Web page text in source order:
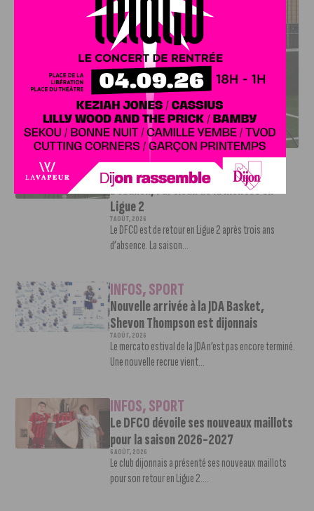
DFCO : RENCONTRE AVEC PIERRE-HENRI DEBALLON,
L’ARTISAN DE LA MONTÉE EN LIGUE 2
INFOS,SPORT
DFCO : Rencontre avec Pierre-Henri
Deballon, l’artisan de la montée en
Ligue 2
7 AOÛT, 2026
Le DFCO est de retour en Ligue 2 après trois ans
d’absence. La saison...
INFOS,SPORT
Nouvelle arrivée à la JDA Basket,
Shevon Thompson est dijonnais
7 AOÛT, 2026
Le mercato estival de la JDA n’est pas encore terminé.
Une nouvelle recrue vient...
INFOS,SPORT
Le DFCO dévoile ses nouveaux maillots
pour la saison 2026-2027
6 AOÛT, 2026
Le club dijonnais a présenté ses nouveaux maillots
pour son retour en Ligue 2....